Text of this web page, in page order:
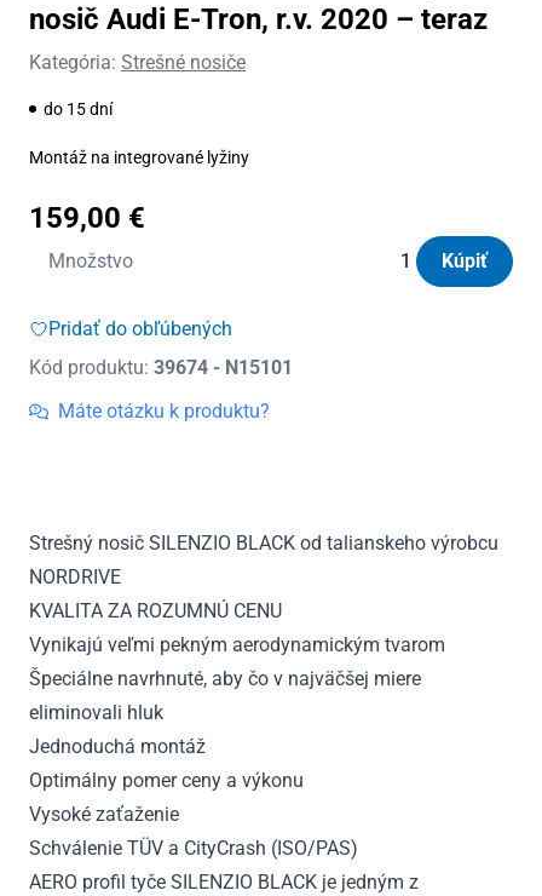
nosič Audi E-Tron, r.v. 2020 – teraz
Kategória: Strešné nosiče
do 15 dní
Montáž na integrované lyžiny
159,00 €
Množstvo
množstvo
Silenzio
Strešný
nosič
2020
-
teraz
Kúpiť
Pridať do obľúbených
Kód produktu: 39674 - N15101
Máte otázku k produktu?
Strešný nosič SILENZIO BLACK od talianskeho výrobcu
NORDRIVE
KVALITA ZA ROZUMNÚ CENU
Vynikajú veľmi pekným aerodynamickým tvarom
Špeciálne navrhnuté, aby čo v najväčšej miere
eliminovali hluk
Jednoduchá montáž
Optimálny pomer ceny a výkonu
Vysoké zaťaženie
Schválenie TÜV a CityCrash (ISO/PAS)
AERO profil tyče SILENZIO BLACK je jedným z